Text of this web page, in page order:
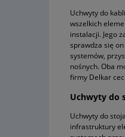
Uchwyty do
wszelkich
instalacji. Jego
sprawdza się
systemów,
nośnych. Oba
firmy Delkar
Uchwyty do
Uchwyty do
infrastruktury